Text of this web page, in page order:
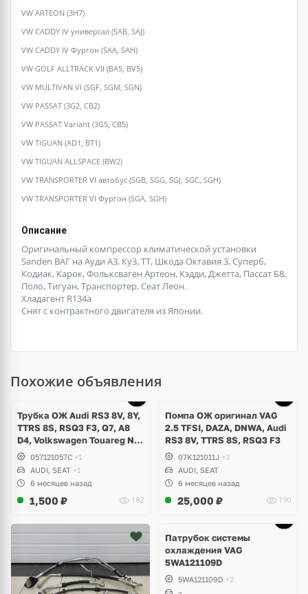
VW ARTEON (3H7)
VW CADDY IV универсал (SAB, SAJ)
VW CADDY IV Фургон (SAA, SAH)
VW GOLF ALLTRACK VII (BA5, BV5)
VW MULTIVAN VI (SGF, SGM, SGN)
VW PASSAT (3G2, CB2)
VW PASSAT Variant (3G5, CB5)
VW TIGUAN (AD1, BT1)
VW TIGUAN ALLSPACE (BW2)
VW TRANSPORTER VI автобус (SGB, SGG, SGJ, SGC, SGH)
VW TRANSPORTER VI Фургон (SGA, SGH)
Описание
Оригинальный компрессор климатической установки
Sanden ВАГ на Ауди А3, Ку3, ТТ, Шкода Октавия 3, Суперб,
Кодиак, Карок, Фольксваген Артеон, Кэдди, Джетта, Пассат Б8,
Поло, Тигуан, Транспортер, Сеат Леон.
Хладагент R134a
Снят с контрактного двигателя из Японии.
Похожие объявления
Трубка ОЖ Audi RS3 8V, 8Y,
TTRS 8S, RSQ3 F3, Q7, A8
D4, Volkswagen Touareg NF,
Seat Formentor Cupra 2.5
TFSI DAZA, DNWA, CZGB
057121057C +1
AUDI, SEAT +1
6 месяцев назад
1,500 ₽ 182
Помпа ОЖ оригинал VAG
2.5 TFSI, DAZA, DNWA, Audi
RS3 8V, TTRS 8S, RSQ3 F3
07K121011J +3
AUDI, SEAT
6 месяцев назад
25,000 ₽ 190
Патрубок системы
охлаждения VAG
5WA121109D
5WA121109D +2
~